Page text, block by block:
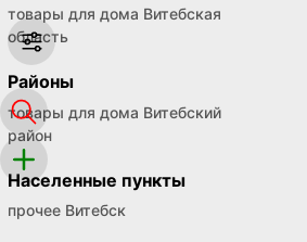
товары для дома Витебская
область
Районы
товары для дома Витебский
район
Населенные пункты
прочее Витебск